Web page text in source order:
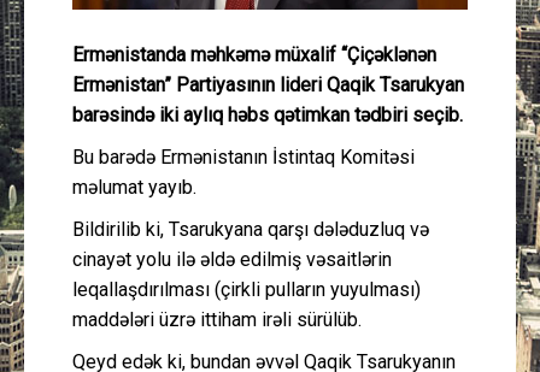
Gündəm
Cəmiyyət
Ermənistanda məhkəmə müxalif “Çiçəklənən
Ermənistan” Partiyasının lideri Qaqik Tsarukyan
barəsində iki aylıq həbs qətimkan tədbiri seçib.
Bu barədə Ermənistanın İstintaq Komitəsi
məlumat yayıb.
Bildirilib ki, Tsarukyana qarşı dələduzluq və
cinayət yolu ilə əldə edilmiş vəsaitlərin
leqallaşdırılması (çirkli pulların yuyulması)
maddələri üzrə ittiham irəli sürülüb.
Qeyd edək ki, bundan əvvəl Qaqik Tsarukyanın